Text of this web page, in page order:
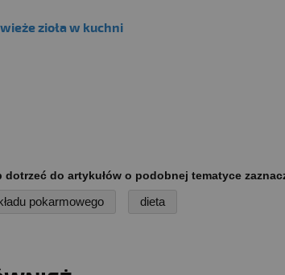
zioła w kuchni
dotrzeć do artykułów o podobnej tematyce
pokarmowego dieta